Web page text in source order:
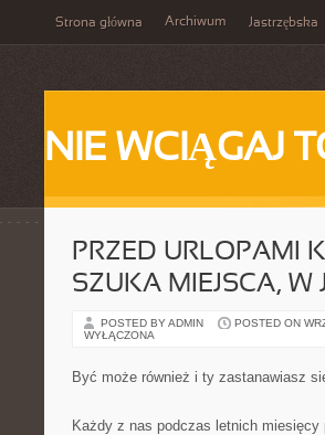
Strona główna Archiwum Jastrzębska
NIE WCIĄGAJ
PRZED URLOPAMI
SZUKA MIEJSCA,
POSTED BY ADMIN POSTED ON
WYŁĄCZONA
Być może również i ty zastanawiasz
Każdy z nas podczas letnich